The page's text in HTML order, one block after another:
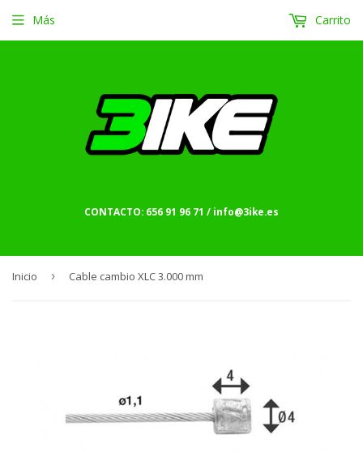
CONTACTO: 656 91 96 71 / info@3ike.es
Más Carrito
Inicio › Cable cambio XLC 3.000 mm